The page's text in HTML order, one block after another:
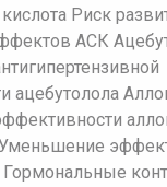
Риск
АСК
ацебутолола